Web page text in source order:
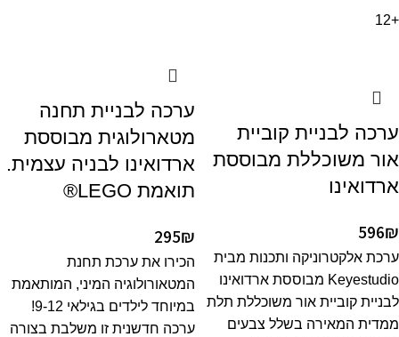
+12
ערכה לבניית קוביית
אור משוכללת מבוססת
ארדואינו
596₪
ערכת אלקטרוניקה ותכנות מבית
Keyestudio מבוססת ארדואינו
לבניית קוביית אור משוכללת תלת
ממדית המאירה בשלל צבעים
ערכה לבניית תחנה
מטארולוגית מבוססת
ארדואינו לבניה עצמית.
תואמת LEGO®
295₪
הכירו את ערכת תחנת
המטאורולוגיה המיני, המותאמת
במיוחד לילדים בגילאי 9-12!
ערכה חדשנית זו משלבת בצורה